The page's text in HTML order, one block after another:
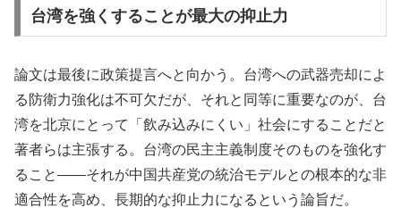
台湾を強くすることが最大の抑止力
論文は最後に政策提言へと向かう。台湾への武器売却によ
る防衛力強化は不可欠だが、それと同等に重要なのが、台
湾を北京にとって「飲み込みにくい」社会にすることだと
著者らは主張する。台湾の民主主義制度そのものを強化す
ること——それが中国共産党の統治モデルとの根本的な非
適合性を高め、長期的な抑止力になるという論旨だ。